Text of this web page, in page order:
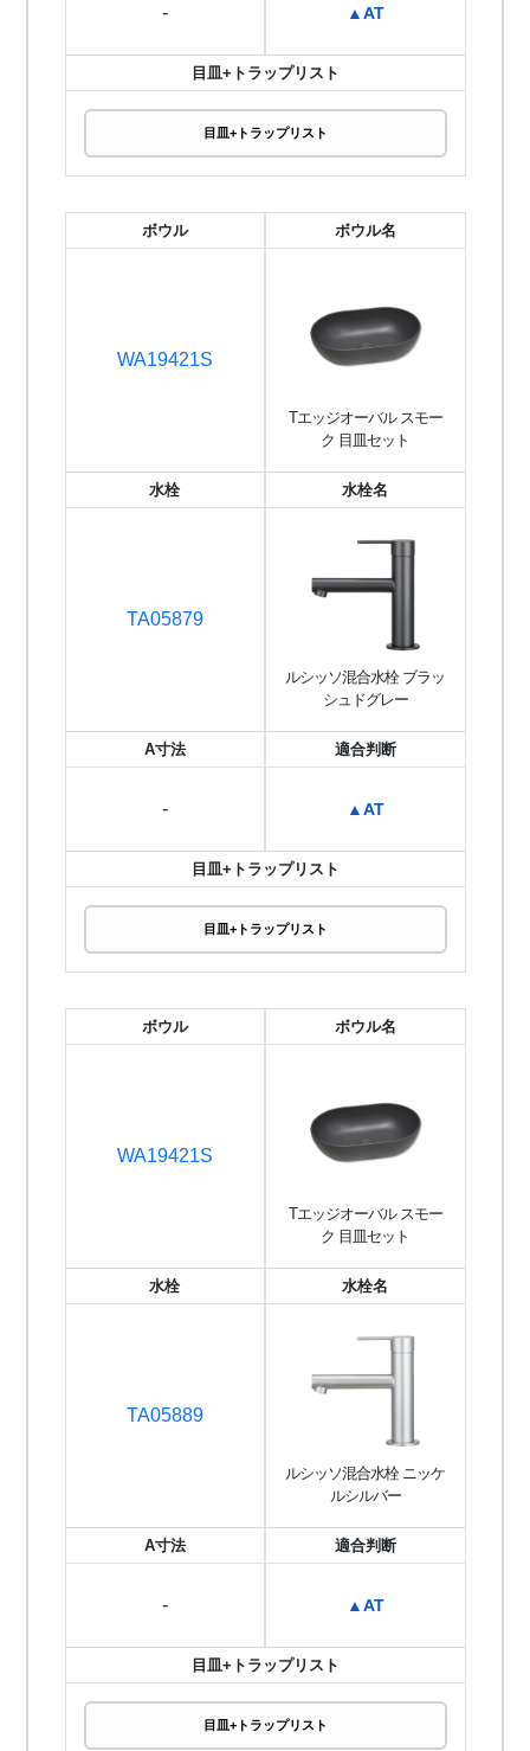
- ▲AT
目皿+トラップリスト
目皿+トラップリスト
ボウル
WA19421S
ボウル名
Tエッジオーバル スモー
ク 目皿セット
水栓
TA05879
水栓名
ルシッソ混合水栓 ブラッ
シュドグレー
A寸法
-
適合判断
▲AT
目皿+トラップリスト
目皿+トラップリスト
ボウル
WA19421S
ボウル名
Tエッジオーバル スモー
ク 目皿セット
水栓
TA05889
水栓名
ルシッソ混合水栓 ニッケ
ルシルバー
A寸法
-
適合判断
▲AT
目皿+トラップリスト
目皿+トラップリスト